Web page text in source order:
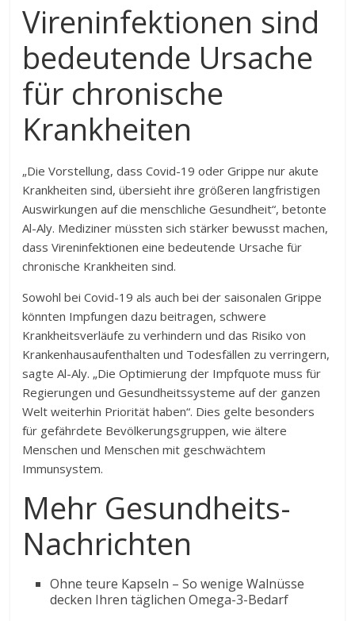
Vireninfektionen sind
bedeutende Ursache
für chronische
Krankheiten
„Die Vorstellung, dass Covid-19 oder Grippe nur akute
Krankheiten sind, übersieht ihre größeren langfristigen
Auswirkungen auf die menschliche Gesundheit“, betonte
Al-Aly. Mediziner müssten sich stärker bewusst machen,
dass Vireninfektionen eine bedeutende Ursache für
chronische Krankheiten sind.
Sowohl bei Covid-19 als auch bei der saisonalen Grippe
könnten Impfungen dazu beitragen, schwere
Krankheitsverläufe zu verhindern und das Risiko von
Krankenhausaufenthalten und Todesfällen zu verringern,
sagte Al-Aly. „Die Optimierung der Impfquote muss für
Regierungen und Gesundheitssysteme auf der ganzen
Welt weiterhin Priorität haben“. Dies gelte besonders
für gefährdete Bevölkerungsgruppen, wie ältere
Menschen und Menschen mit geschwächtem
Immunsystem.
Mehr Gesundheits-
Nachrichten
Ohne teure Kapseln – So wenige Walnüsse
decken Ihren täglichen Omega-3-Bedarf